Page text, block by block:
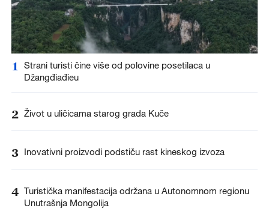
1
Strani turisti čine više od polovine posetilaca u
Džangđiađieu
2 Život u uličicama starog grada Kuče
3 Inovativni proizvodi podstiču rast kineskog izvoza
4 Turistička manifestacija održana u Autonomnom regionu
Unutrašnja Mongolija